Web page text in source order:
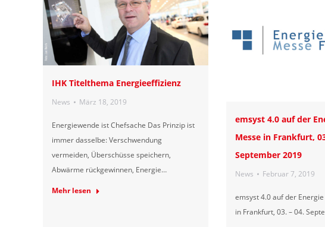
IHK Titelthema Energieeffizienz
News März 18, 2019
Energiewende ist Chefsache Das Prinzip ist
immer dasselbe: Verschwendung
vermeiden, Überschüsse speichern,
Abwärme rückgewinnen, Energie…
Mehr lesen
emsyst 4.0 auf der
Messe in Frankfurt,
September 2019
News Februar 7, 2019
emsyst 4.0 auf der
in Frankfurt, 03. – 04.